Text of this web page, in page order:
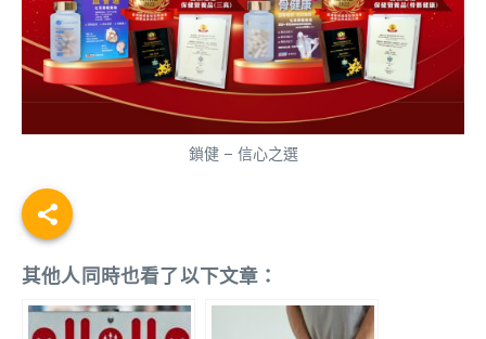
鎖健 – 信心之選
其他人同時也看了以下文章：